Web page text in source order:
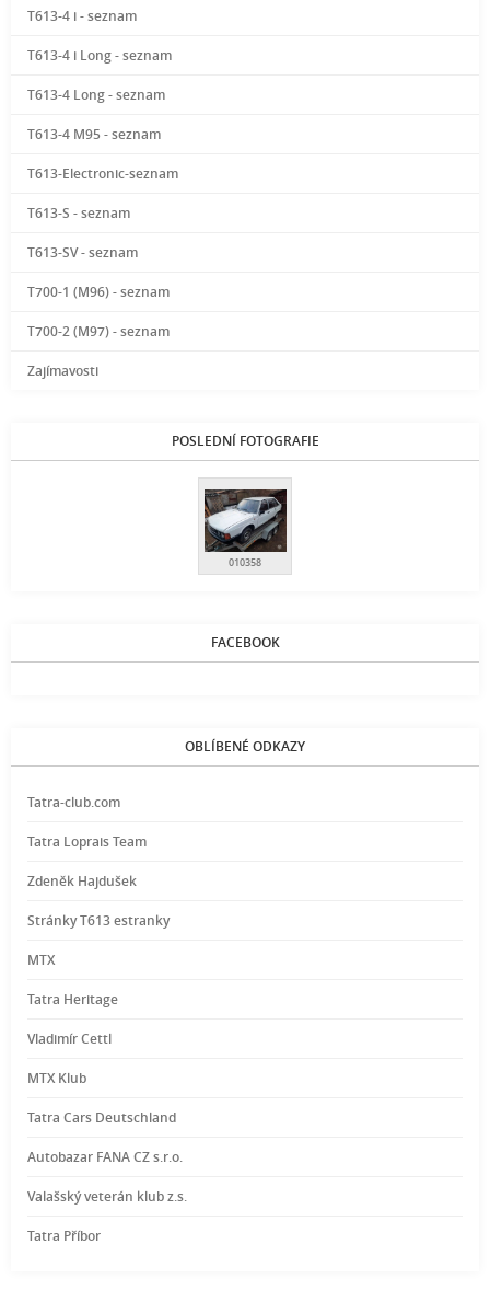
T613-4 i - seznam
T613-4 i Long - seznam
T613-4 Long - seznam
T613-4 M95 - seznam
T613-Electronic-seznam
T613-S - seznam
T613-SV - seznam
T700-1 (M96) - seznam
T700-2 (M97) - seznam
Zajímavosti
POSLEDNÍ FOTOGRAFIE
010358
FACEBOOK
OBLÍBENÉ ODKAZY
Tatra-club.com
Tatra Loprais Team
Zdeněk Hajdušek
Stránky T613 estranky
MTX
Tatra Heritage
Vladimír Cettl
MTX Klub
Tatra Cars Deutschland
Autobazar FANA CZ s.r.o.
Valašský veterán klub z.s.
Tatra Příbor